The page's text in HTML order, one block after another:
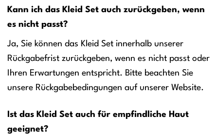
Kann ich das Kleid Set auch zurückgeben, wenn
es nicht passt?
Ja, Sie können das Kleid Set innerhalb unserer
Rückgabefrist zurückgeben, wenn es nicht passt oder
Ihren Erwartungen entspricht. Bitte beachten Sie
unsere Rückgabebedingungen auf unserer Website.
Ist das Kleid Set auch für empfindliche Haut
geeignet?